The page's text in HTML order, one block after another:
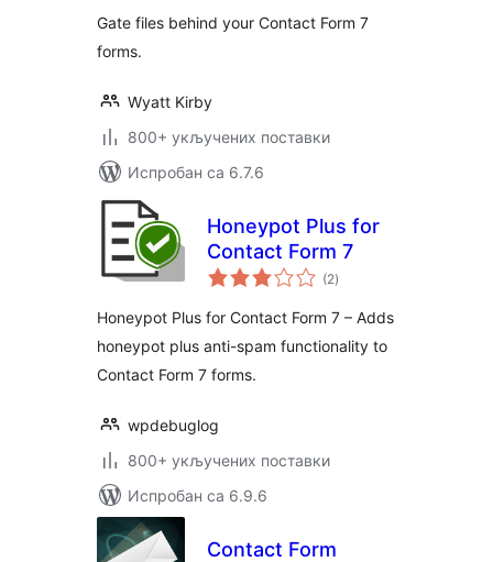
Gate files behind your Contact Form 7
forms.
Wyatt Kirby
800+ укључених поставки
Испробан са 6.7.6
Honeypot Plus for
Contact Form 7
(2укупних
оцена
)
Honeypot Plus for Contact Form 7 – Adds
honeypot plus anti-spam functionality to
Contact Form 7 forms.
wpdebuglog
800+ укључених поставки
Испробан са 6.9.6
Contact Form